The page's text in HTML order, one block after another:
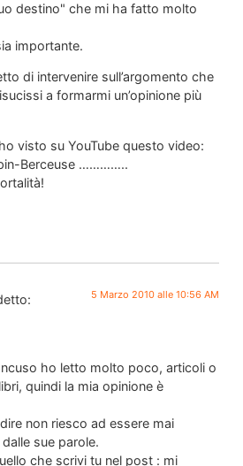
destino" che mi ha fatto molto
importante.
di intervenire sull’argomento che
a formarmi un’opinione più
visto su YouTube questo video:
Berceuse …………..
5 Marzo 2010 alle 10:56 AM
ho letto molto poco, articoli o
quindi la mia opinione è
non riesco ad essere mai
sue parole.
che scrivi tu nel post : mi